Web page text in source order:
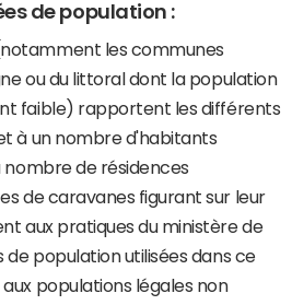
de population :
les communes
ou du littoral dont la population
faible) rapportent les différents
à un nombre d'habitants
nombre de résidences
de caravanes figurant sur leur
aux pratiques du ministère de
de population utilisées dans ce
populations légales non